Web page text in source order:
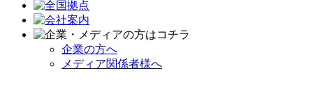
企業の方へ
メディア関係者様へ